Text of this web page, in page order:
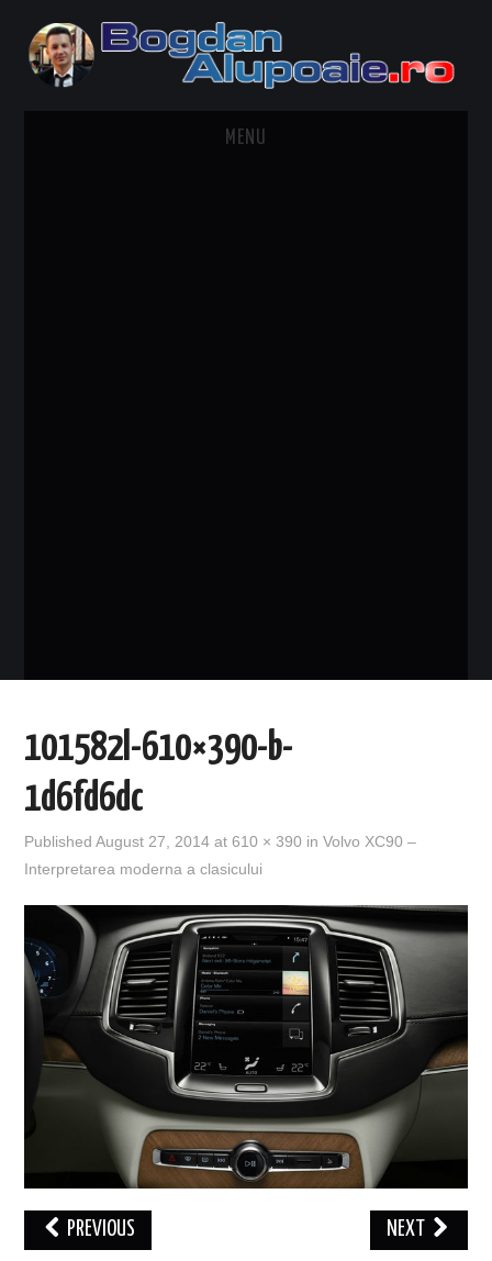
MENU
101582l-610×390-b-
1d6fd6dc
PublishedAugust 27, 2014 at610 × 390 inVolvo XC90 –
Interpretarea moderna a clasicului
PREVIOUS NEXT